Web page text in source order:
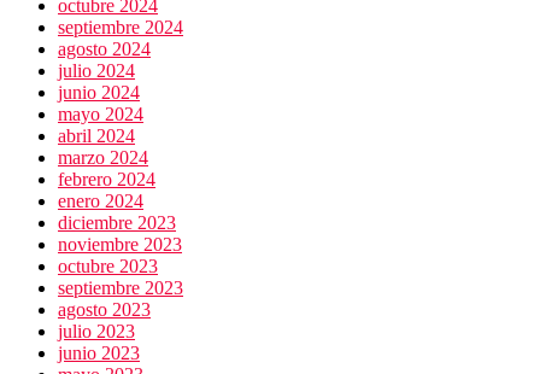
octubre 2024
septiembre 2024
agosto 2024
julio 2024
junio 2024
mayo 2024
abril 2024
marzo 2024
febrero 2024
enero 2024
diciembre 2023
noviembre 2023
octubre 2023
septiembre 2023
agosto 2023
julio 2023
junio 2023